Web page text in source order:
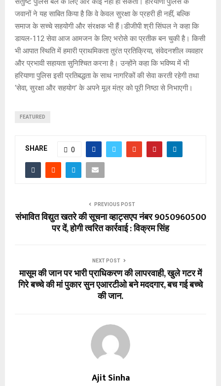
जवानों ने यह साबित किया है कि वे केवल सुरक्षा के प्रहरी ही नहीं, बल्कि
समाज के सच्चे सहयोगी और संरक्षक भी हैं।डीजीपी श्री सिंघल ने कहा कि
डायल-112 सेवा आज आमजन के लिए भरोसे का प्रतीक बन चुकी है। किसी
भी आपात स्थिति में हमारी प्राथमिकता तुरंत प्रतिक्रिया, संवेदनशील व्यवहार
और प्रभावी सहायता सुनिश्चित करना है। उन्होंने कहा कि भविष्य में भी
हरियाणा पुलिस इसी प्रतिबद्धता के साथ नागरिकों की सेवा करती रहेगी तथा
‘सेवा, सुरक्षा और सहयोग’ के अपने मूल मंत्र को पूरी निष्ठा से निभाएगी।
FEATURED
SHARE 0
PREVIOUS POST
संभावित विद्युत खतरे की सूचना व्हाट्सएप नंबर 9050960500
पर दें, होगी त्वरित कार्रवाई : विक्रम सिंह
NEXT POST
मासूम की जान पर भारी प्राधिकरण की लापरवाही, खुले गटर में
गिरे बच्चे की मां पुकार सुन एआरटीओ बने मददगार, बच गई बच्चे
की जान.
Ajit Sinha